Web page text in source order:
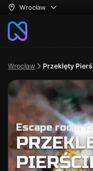
Wrocław
Wrocław Przeklęty
Escape room